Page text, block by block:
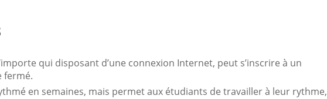
qui disposant d’une connexion Internet, peut s’inscrire à un
fermé.
en semaines, mais permet aux étudiants de travailler à leur rythme,